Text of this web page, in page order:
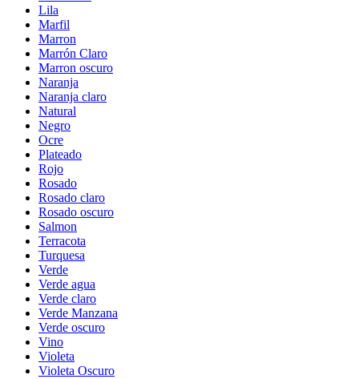
Lila
Marfil
Marron
Marrón Claro
Marron oscuro
Naranja
Naranja claro
Natural
Negro
Ocre
Plateado
Rojo
Rosado
Rosado claro
Rosado oscuro
Salmon
Terracota
Turquesa
Verde
Verde agua
Verde claro
Verde Manzana
Verde oscuro
Vino
Violeta
Violeta Oscuro